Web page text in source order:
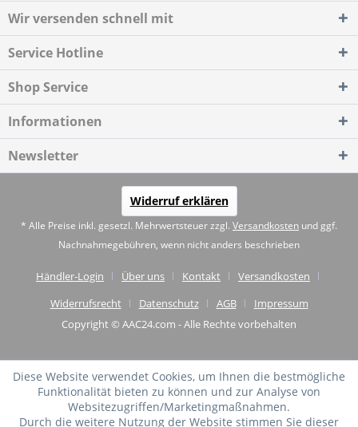
Wir versenden schnell mit
Service Hotline
Shop Service
Informationen
Newsletter
Widerruf erklären
* Alle Preise inkl. gesetzl. Mehrwertsteuer zzgl. Versandkosten und ggf.
Nachnahmegebühren, wenn nicht anders beschrieben
Händler-Login Über uns Kontakt
Versandkosten
Widerrufsrecht
Datenschutz AGB
Impressum
Copyright © AAC24.com - Alle Rechte vorbehalten
Diese Website verwendet Cookies, um Ihnen die bestmögliche
Funktionalität bieten zu können und zur Analyse von
Websitezugriffen/Marketingmaßnahmen.
Durch die weitere Nutzung der Website stimmen Sie dieser